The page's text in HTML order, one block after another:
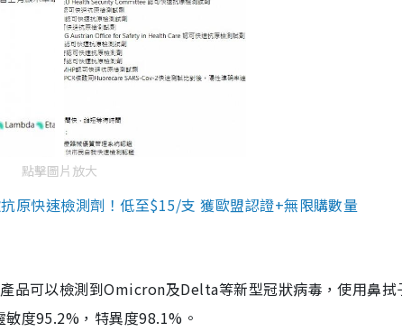
點擊圖片放大
原快速檢測劑！低至$15/支 獲歐盟認證+無限購數量
品可以檢測到Omicron及Delta等新型冠狀病毒，使用鼻拭
度95.2%，特異度98.1%。